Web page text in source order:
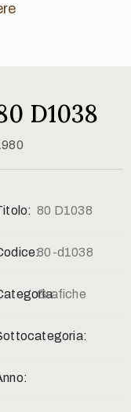
D1038
80 D1038
80-d1038
Grafiche